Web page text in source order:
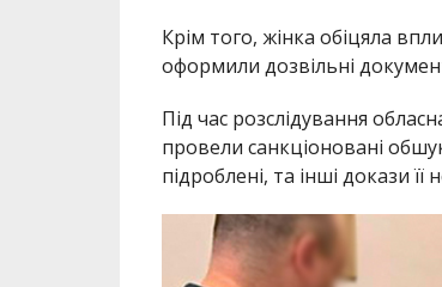
Крім того, жінка обіцяла
оформили дозвільні
Під час розслідування
провели санкціоновані
підроблені, та інші докази її